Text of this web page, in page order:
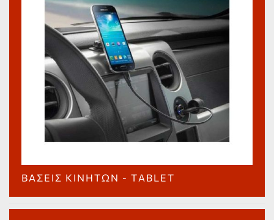
ΒΆΣΕΙΣ ΚΙΝΗΤΏΝ - ΤABLET